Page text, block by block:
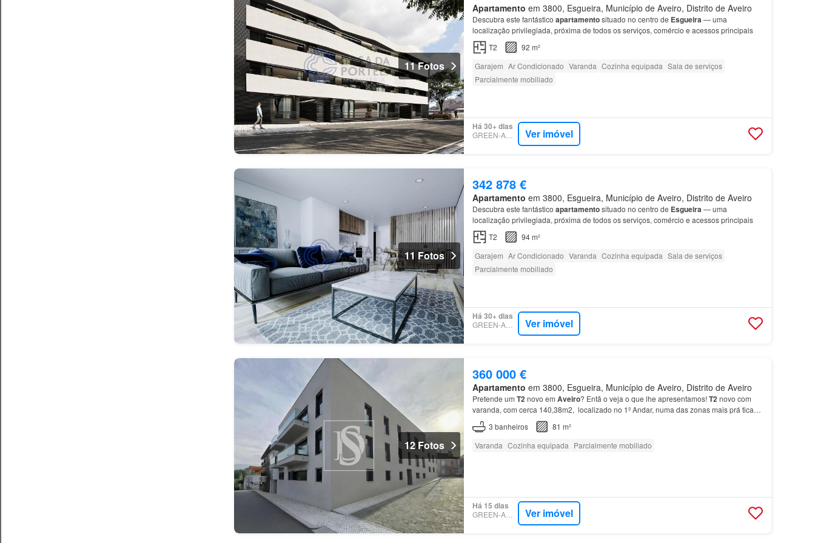
11 Fotos
Apartamento em 3800, Esgueira, Município de Aveiro, Distrito de Aveiro
Descubra este fantástico apartamentosituado no centro de Esgueira— uma
localização privilegiada, próxima de todos os serviços, comércio e acessos principais
T2
92 m²
Garajem Ar Condicionado Varanda Cozinha equipada Sala de serviços
Parcialmente mobiliado
Há 30+ dias
GREEN-ACRES Ver imóvel
11 Fotos
342 878 €
Apartamento em 3800, Esgueira, Município de Aveiro, Distrito de Aveiro
Descubra este fantástico apartamentosituado no centro de Esgueira— uma
localização privilegiada, próxima de todos os serviços, comércio e acessos principais
T2
94 m²
Garajem Ar Condicionado Varanda Cozinha equipada Sala de serviços
Parcialmente mobiliado
Há 30+ dias
GREEN-ACRES Ver imóvel
12 Fotos
360 000 €
Apartamento em 3800, Esgueira, Município de Aveiro, Distrito de Aveiro
Pretende um T2novo em Aveiro? Entã o veja o que lhe apresentamos!T2novo com
varanda, com cerca 140,38m2, localizado no 1º Andar, numa das zonas mais prá ticas
e tranquilas da
Esgueira
3 banheiros
81 m²
Varanda Cozinha equipada Parcialmente mobiliado
Há 15 dias
GREEN-ACRES Ver imóvel